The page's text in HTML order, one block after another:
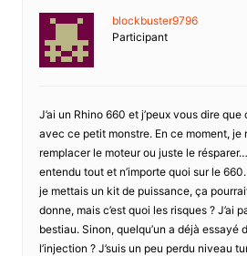
blockbuster9796
Participant
J’ai un Rhino 660 et j’peux vous dire que
avec ce petit monstre. En ce moment, je
remplacer le moteur ou juste le résparer…
entendu tout et n’importe quoi sur le
je mettais un kit de puissance, ça
donne, mais c’est quoi les risques ? J’ai
bestiau. Sinon, quelqu’un a déjà essayé
l’injection ? J’suis un peu perdu niveau